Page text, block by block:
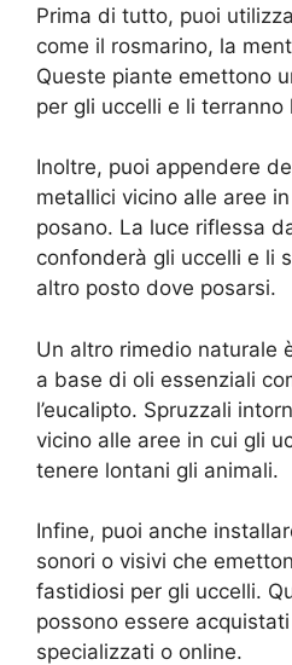
Prima di tutto, puoi
come il rosmarino, la
Queste piante emettono
per gli uccelli e li
Inoltre, puoi appendere
metallici vicino alle aree
posano. La luce riflessa
confonderà gli uccelli e li
altro posto dove posarsi.
Un altro rimedio naturale
a base di oli essenziali
l’eucalipto. Spruzzali
vicino alle aree in cui gli
tenere lontani gli animali.
Infine, puoi anche
sonori o visivi che
fastidiosi per gli uccelli.
possono essere
specializzati o online.